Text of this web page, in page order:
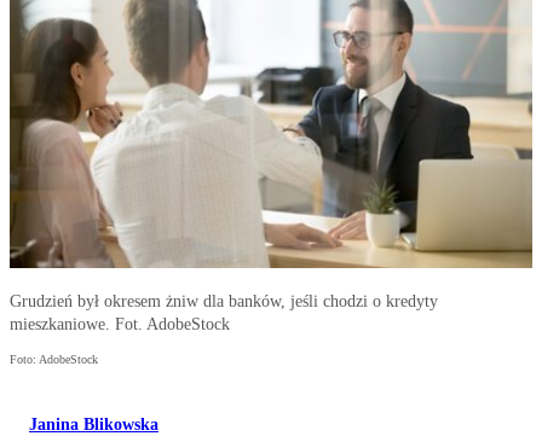
Grudzień był okresem żniw dla banków, jeśli chodzi o kredyty
mieszkaniowe. Fot. AdobeStock
Foto: AdobeStock
Janina Blikowska